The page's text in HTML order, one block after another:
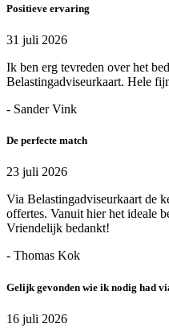
Positieve ervaring
31 juli 2026
Ik ben erg tevreden over het
Belastingadviseurkaart. Hele
- Sander Vink
De perfecte match
23 juli 2026
Via Belastingadviseurkaart de
offertes. Vanuit hier het ideale
Vriendelijk bedankt!
- Thomas Kok
Gelijk gevonden wie ik nodig had
16 juli 2026